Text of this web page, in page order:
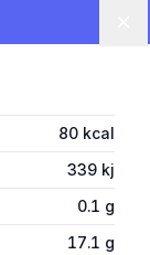
2 kg'
80 kcal
339 kj
0.1 g
17.1 g